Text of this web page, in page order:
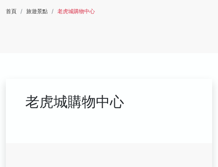
首頁 旅遊景點 老虎城購物中心
老虎城購物中心